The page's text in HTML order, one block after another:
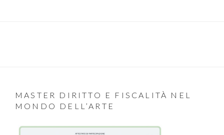
MASTER DIRITTO E FISCALITÀ NEL
MONDO DELL’ARTE